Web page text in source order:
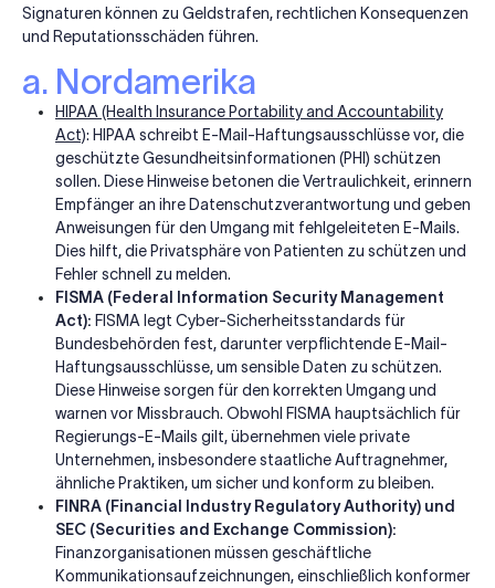
Signaturen können zu Geldstrafen, rechtlichen Konsequenzen
und Reputationsschäden führen.
a. Nordamerika
HIPAA (Health Insurance Portability and Accountability
Act): HIPAA schreibt E-Mail-Haftungsausschlüsse vor, die
geschützte Gesundheitsinformationen (PHI) schützen
sollen. Diese Hinweise betonen die Vertraulichkeit, erinnern
Empfänger an ihre Datenschutzverantwortung und geben
Anweisungen für den Umgang mit fehlgeleiteten E-Mails.
Dies hilft, die Privatsphäre von Patienten zu schützen und
Fehler schnell zu melden.
FISMA (Federal Information Security Management
Act): FISMA legt Cyber-Sicherheitsstandards für
Bundesbehörden fest, darunter verpflichtende E-Mail-
Haftungsausschlüsse, um sensible Daten zu schützen.
Diese Hinweise sorgen für den korrekten Umgang und
warnen vor Missbrauch. Obwohl FISMA hauptsächlich für
Regierungs-E-Mails gilt, übernehmen viele private
Unternehmen, insbesondere staatliche Auftragnehmer,
ähnliche Praktiken, um sicher und konform zu bleiben.
FINRA (Financial Industry Regulatory Authority) und
SEC (Securities and Exchange Commission):
Finanzorganisationen müssen geschäftliche
Kommunikationsaufzeichnungen, einschließlich konformer